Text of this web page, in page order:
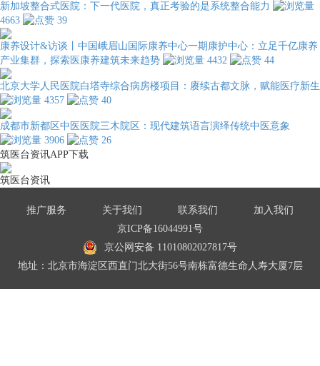
新加坡整合式医院：下一代医院，真正考验的是系统整合能力
4663
39
康养设计&访谈丨中国峨眉山国际康养中心一期康护中心：立足千亿康养
产业集群，探索医康养建筑未来趋势
4432 44
北京大学人民医院白塔寺综合病房楼项目：赓续古都文脉，赋能医疗新生
4357
40
成都市新都区中医医院三木院区：现代建筑语言演绎传统中医意象
3906
26
筑医台资讯APP下载
筑医台资讯
推广服务 关于我们 联系我们
加入我们
京ICP备16044991号
京公网安备 11010802027817号
地址：北京市海淀区西直门北大街56号南栋富德生命人寿大厦7层